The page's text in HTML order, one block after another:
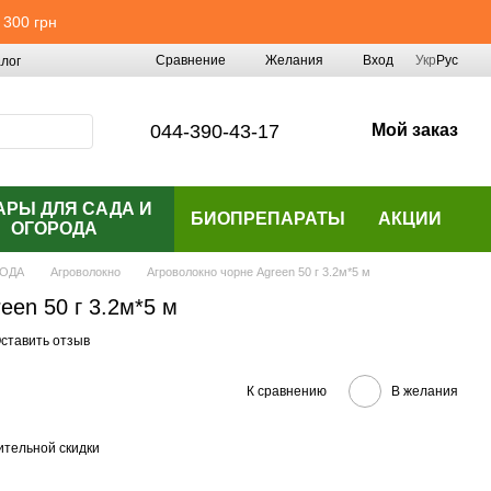
грн
Сравнение Желания Вход УкрРус
044-390-43-17 Мой заказ
ДЛЯ САДА И
ОГОРОДА
БИОПРЕПАРАТЫ АКЦИИ
Агроволокно Агроволокно чорне Аgreen 50 г 3.2м*5 м
50 г 3.2м*5 м
отзыв
К сравнению В желания
скидки